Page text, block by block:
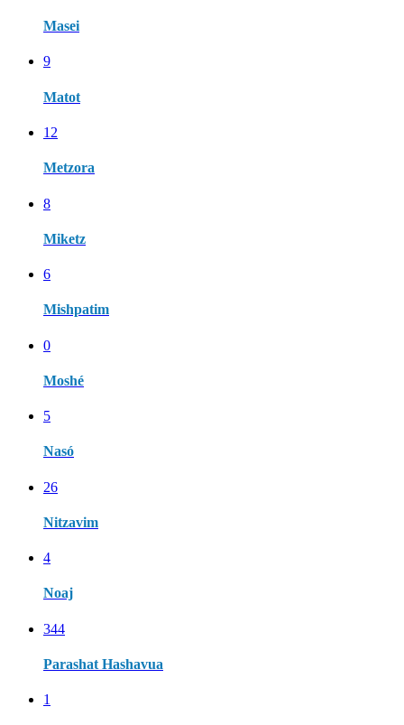
Masei
9
Matot
12
Metzora
8
Miketz
6
Mishpatim
0
Moshé
5
Nasó
26
Nitzavim
4
Noaj
344
Parashat Hashavua
1